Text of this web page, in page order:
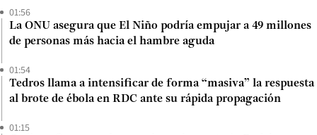
01:56
La ONU asegura que El Niño podría empujar a 49 millones
de personas más hacia el hambre aguda
01:54
Tedros llama a intensificar de forma “masiva” la respuesta
al brote de ébola en RDC ante su rápida propagación
01:15